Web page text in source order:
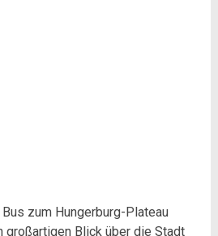
zum Hungerburg-Plateau
großartigen Blick über die Stadt